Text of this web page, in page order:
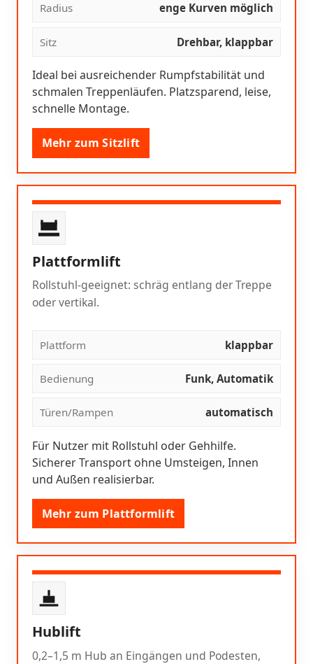
Radius enge Kurven möglich
Sitz Drehbar, klappbar
Ideal bei ausreichender Rumpfstabilität und
schmalen Treppenläufen. Platzsparend, leise,
schnelle Montage.
Mehr zum Sitzlift
Plattformlift
Rollstuhl-geeignet: schräg entlang der Treppe
oder vertikal.
Plattform klappbar
Bedienung Funk, Automatik
Türen/Rampen automatisch
Für Nutzer mit Rollstuhl oder Gehhilfe.
Sicherer Transport ohne Umsteigen, Innen
und Außen realisierbar.
Mehr zum Plattformlift
Hublift
0,2–1,5 m Hub an Eingängen und Podesten,